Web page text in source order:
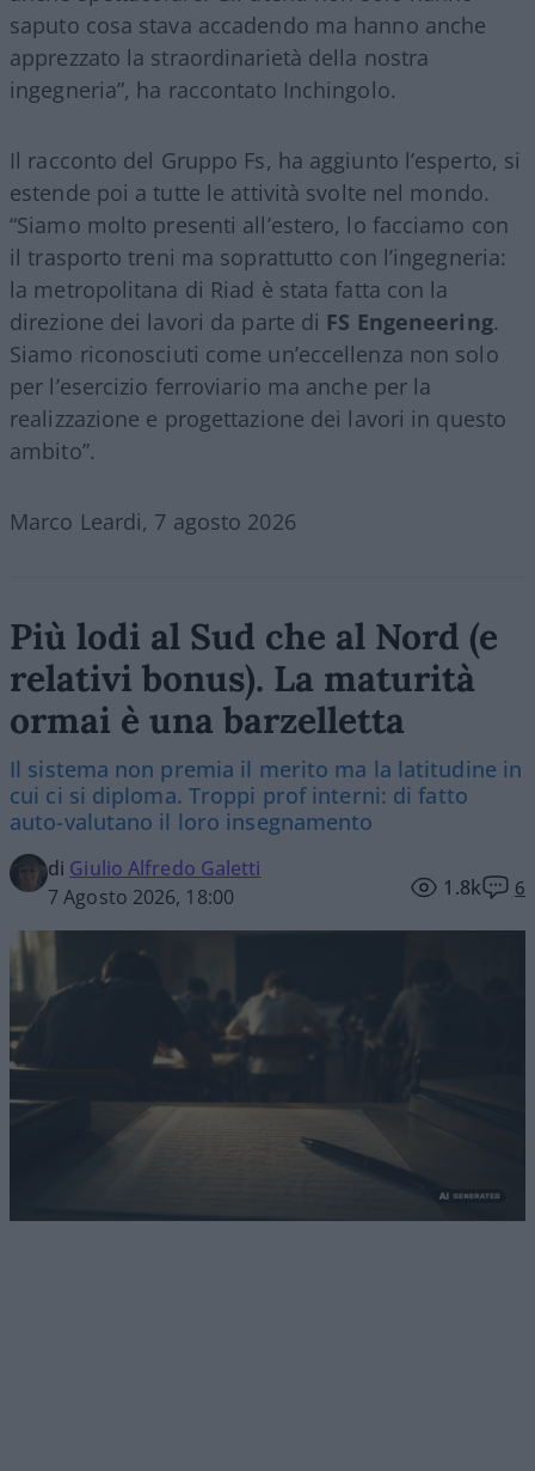
saputo cosa stava accadendo ma hanno anche
apprezzato la straordinarietà della nostra
ingegneria”, ha raccontato Inchingolo.
Il racconto del Gruppo Fs, ha aggiunto l’esperto, si
estende poi a tutte le attività svolte nel mondo.
“Siamo molto presenti all’estero, lo facciamo con
il trasporto treni ma soprattutto con l’ingegneria:
la metropolitana di Riad è stata fatta con la
direzione dei lavori da parte di FS Engeneering.
Siamo riconosciuti come un’eccellenza non solo
per l’esercizio ferroviario ma anche per la
realizzazione e progettazione dei lavori in questo
ambito”.
Marco Leardi, 7 agosto 2026
Più lodi al Sud che al Nord (e
relativi bonus). La maturità
ormai è una barzelletta
Il sistema non premia il merito ma la latitudine in
cui ci si diploma. Troppi prof interni: di fatto
auto-valutano il loro insegnamento
di Giulio Alfredo Galetti
7 Agosto 2026, 18:00
1.8k 6